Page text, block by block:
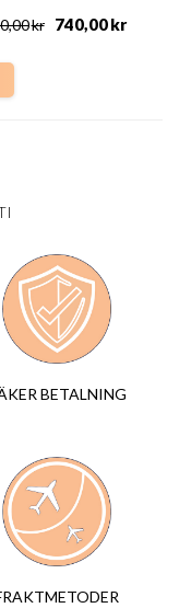
kr kr
740,00
BETALNING